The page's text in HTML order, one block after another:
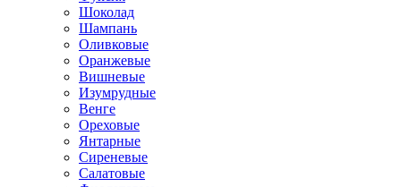
Шоколад
Шампань
Оливковые
Оранжевые
Вишневые
Изумрудные
Венге
Ореховые
Янтарные
Сиреневые
Салатовые